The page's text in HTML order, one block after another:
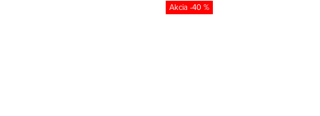
-40 %